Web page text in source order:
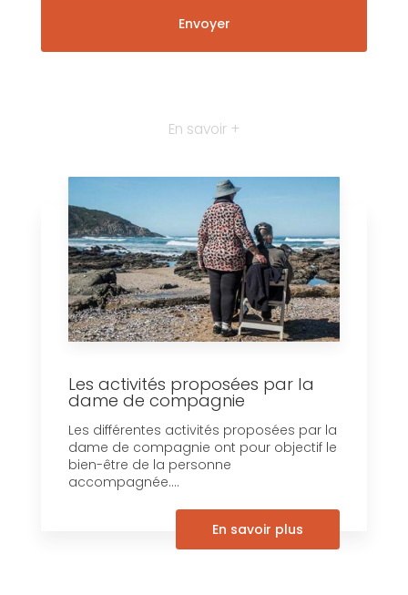
En savoir +
Les activités proposées par la
dame de compagnie
Les différentes activités proposées par la
dame de compagnie ont pour objectif le
bien-être de la personne
accompagnée....
En savoir plus